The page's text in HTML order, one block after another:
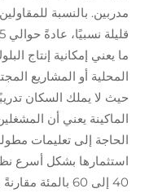
مدربين. بالنسبة
ما يعني إمكانية إنتاج
المحلية أو المشاريع
حيث لا يملك السكان
الماكينة يعني أن
الحاجة إلى تعليمات
استثمارها بشكل أسرع
40 إلى 60 بالمئة